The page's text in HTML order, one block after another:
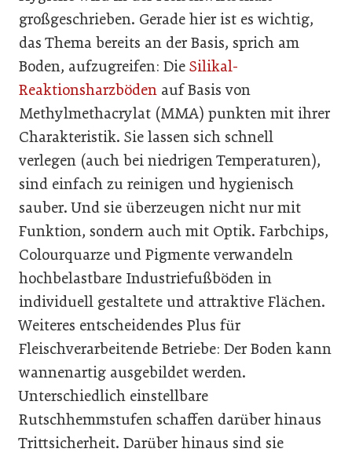
großgeschrieben. Gerade hier ist es wichtig,
das Thema bereits an der Basis, sprich am
Boden, aufzugreifen: Die Silikal-
Reaktionsharzböden auf Basis von
Methylmethacrylat (MMA) punkten mit ihrer
Charakteristik. Sie lassen sich schnell
verlegen (auch bei niedrigen Temperaturen),
sind einfach zu reinigen und hygienisch
sauber. Und sie überzeugen nicht nur mit
Funktion, sondern auch mit Optik. Farbchips,
Colourquarze und Pigmente verwandeln
hochbelastbare Industriefußböden in
individuell gestaltete und attraktive Flächen.
Weiteres entscheidendes Plus für
Fleischverarbeitende Betriebe: Der Boden kann
wannenartig ausgebildet werden.
Unterschiedlich einstellbare
Rutschhemmstufen schaffen darüber hinaus
Trittsicherheit. Darüber hinaus sind sie